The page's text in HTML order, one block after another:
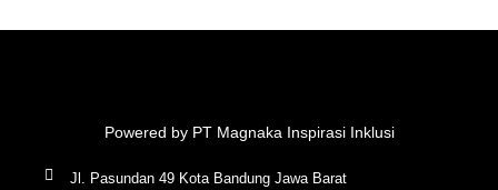
Jl. Pasundan 49 Kota Bandung Jawa Barat
Powered by PT Magnaka Inspirasi Inklusi